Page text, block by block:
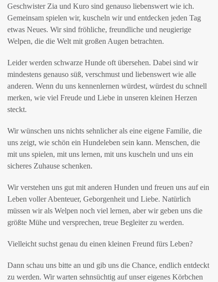
Geschwister Zia und Kuro sind genauso liebenswert wie ich.
Gemeinsam spielen wir, kuscheln wir und entdecken jeden Tag
etwas Neues. Wir sind fröhliche, freundliche und neugierige
Welpen, die die Welt mit großen Augen betrachten.
Leider werden schwarze Hunde oft übersehen. Dabei sind wir
mindestens genauso süß, verschmust und liebenswert wie alle
anderen. Wenn du uns kennenlernen würdest, würdest du schnell
merken, wie viel Freude und Liebe in unseren kleinen Herzen
steckt.
Wir wünschen uns nichts sehnlicher als eine eigene Familie, die
uns zeigt, wie schön ein Hundeleben sein kann. Menschen, die
mit uns spielen, mit uns lernen, mit uns kuscheln und uns ein
sicheres Zuhause schenken.
Wir verstehen uns gut mit anderen Hunden und freuen uns auf ein
Leben voller Abenteuer, Geborgenheit und Liebe. Natürlich
müssen wir als Welpen noch viel lernen, aber wir geben uns die
größte Mühe und versprechen, treue Begleiter zu werden.
Vielleicht suchst genau du einen kleinen Freund fürs Leben?
Dann schau uns bitte an und gib uns die Chance, endlich entdeckt
zu werden. Wir warten sehnsüchtig auf unser eigenes Körbchen